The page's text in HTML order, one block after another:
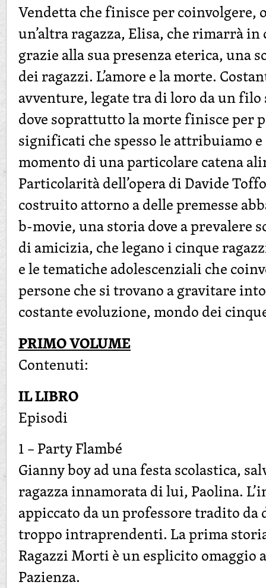
Vendetta che finisce per coinvolgere,
un’altra ragazza, Elisa, che rimarrà in
grazie alla sua presenza eterica, una
dei ragazzi. L’amore e la morte.
avventure, legate tra di loro da un
dove soprattutto la morte finisce per
significati che spesso le attribuiamo e
momento di una particolare catena
Particolarità dell’opera di Davide
costruito attorno a delle premesse
b-movie, una storia dove a prevalere
di amicizia, che legano i cinque
e le tematiche adolescenziali che
persone che si trovano a gravitare
costante evoluzione, mondo dei
PRIMO VOLUME
Contenuti:
IL LIBRO
Episodi
1 – Party Flambé
Gianny boy ad una festa scolastica,
ragazza innamorata di lui, Paolina.
appiccato da un professore tradito da
troppo intraprendenti. La prima
Ragazzi Morti è un esplicito omaggio
Pazienza.